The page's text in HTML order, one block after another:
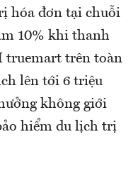
hóa đơn tại chuỗi
10% khi thanh
truemart trên toàn
lên tới 6 triệu
không giới
hiểm du lịch trị